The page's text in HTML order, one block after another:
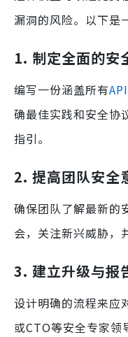
漏洞的风险。以下是
1. 制定全面的安
编写一份涵盖所有
确最佳实践和安全协
指引。
2. 提高团队安全
确保团队了解最新的
会，关注新兴威胁，
3. 建立升级与报
设计明确的流程来应
或CTO等安全专家领